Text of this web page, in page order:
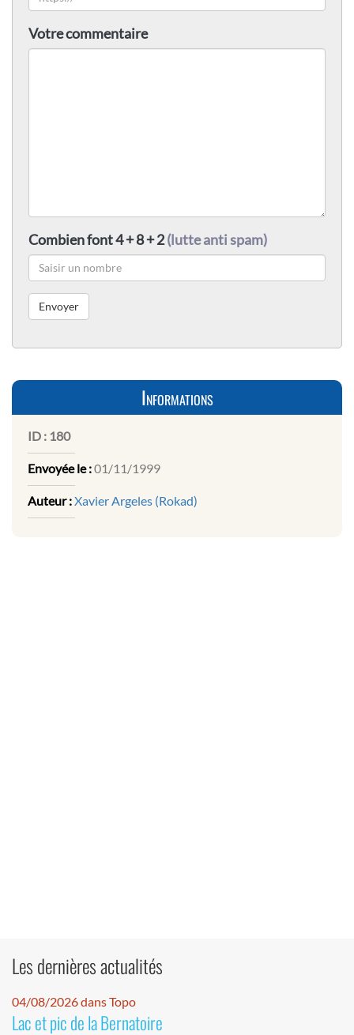
Votre commentaire
Combien font 4 + 8 + 2(lutte anti spam)
Informations
ID : 180
Envoyée le :01/11/1999
Auteur :Xavier Argeles (Rokad)
Les dernières actualités
04/08/2026 dans Topo
Lac et pic de la Bernatoire